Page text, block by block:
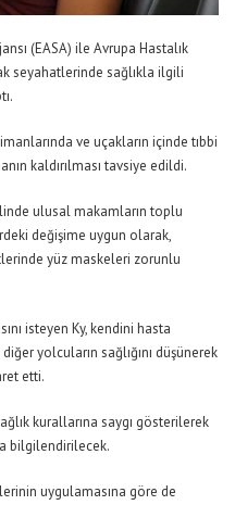
(EASA) ile Avrupa Hastalık
seyahatlerinde sağlıkla ilgili
ve uçakların içinde tıbbi
kaldırılması tavsiye edildi.
ulusal makamların toplu
değişime uygun olarak,
yüz maskeleri zorunlu
isteyen Ky, kendini hasta
yolcuların sağlığını düşünerek
etti.
kurallarına saygı gösterilerek
bilgilendirilecek.
uygulamasına göre de